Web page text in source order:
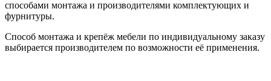
способами монтажа и производителями комплектующих и
фурнитуры.
Способ монтажа и крепёж мебели по индивидуальному заказу
выбирается производителем по возможности её применения.